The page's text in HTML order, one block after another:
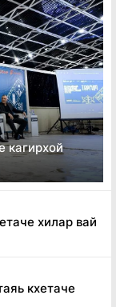
кагирхой
хилар вай
кхетаче